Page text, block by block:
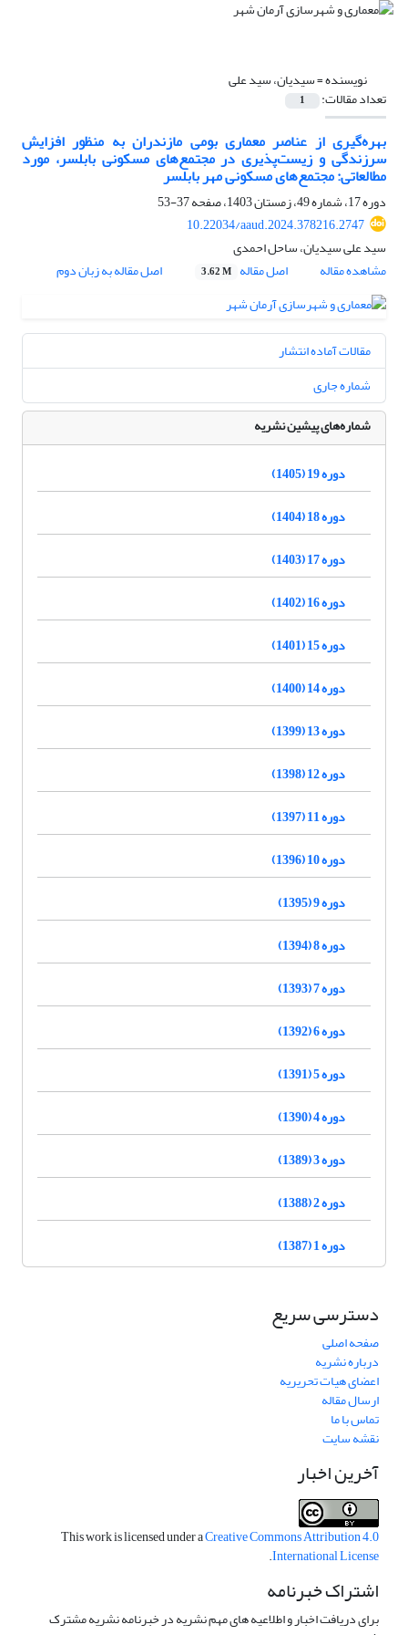
نویسنده =سیدیان، سید علی
تعداد مقالات: 1
بهره‌گیری از عناصر معماری بومی مازندران به منظور افزایش
سرزندگی و زیست‌پذیری در مجتمع‌های مسکونی بابلسر، مورد
مطالعاتی: مجتمع‌های مسکونی مهر بابلسر
دوره 17، شماره 49، زمستان 1403، صفحه
37-53
10.22034/aaud.2024.378216.2747
سید علی سیدیان، ساحل احمدی
مشاهده مقاله
اصل مقاله 3.62 M اصل مقاله به زبان دوم
مقالات آماده انتشار
شماره جاری
شماره‌های پیشین نشریه
دوره 19 (1405)
دوره 18 (1404)
دوره 17 (1403)
دوره 16 (1402)
دوره 15 (1401)
دوره 14 (1400)
دوره 13 (1399)
دوره 12 (1398)
دوره 11 (1397)
دوره 10 (1396)
دوره 9 (1395)
دوره 8 (1394)
دوره 7 (1393)
دوره 6 (1392)
دوره 5 (1391)
دوره 4 (1390)
دوره 3 (1389)
دوره 2 (1388)
دوره 1 (1387)
دسترسی سریع
صفحه اصلی
درباره نشریه
اعضای هیات تحریریه
ارسال مقاله
تماس با ما
نقشه سایت
آخرین اخبار
This work is licensed under aCreative Commons Attribution 4.0
International License
.
اشتراک خبرنامه
برای دریافت اخبار و اطلاعیه های مهم نشریه در خبرنامه نشریه مشترک